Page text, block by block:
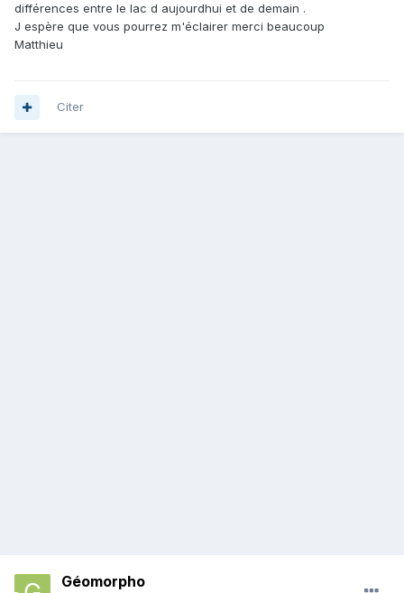
différences entre le lac d aujourdhui et de demain .
J espère que vous pourrez m'éclairer merci beaucoup
Matthieu
Citer
Géomorpho